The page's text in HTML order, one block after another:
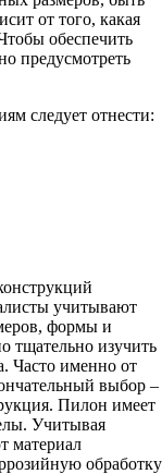
от того, какая
обеспечить
предусмотреть
следует отнести:
учитывают
формы и
тщательно изучить
Часто именно от
выбор –
Пилон имеет
Учитывая
материал
обработку